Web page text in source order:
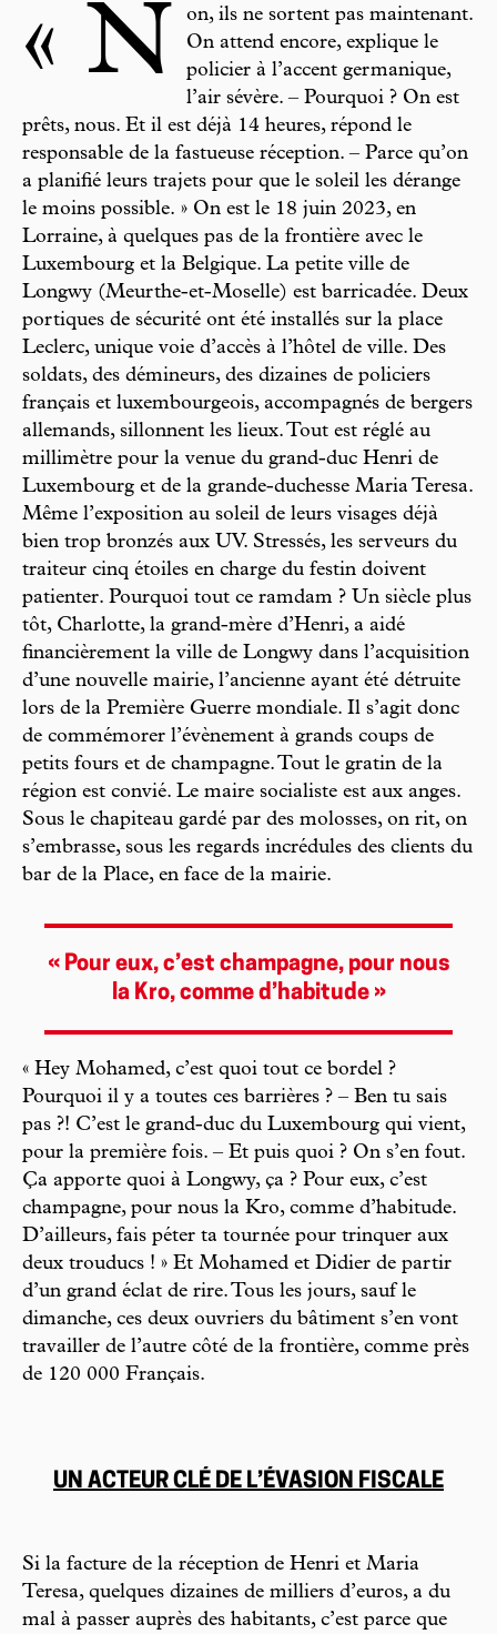
« N
on, ils ne sortent pas maintenant.
On attend encore, explique le
policier à l’accent germanique,
l’air sévère. – Pourquoi ? On est
prêts, nous. Et il est déjà 14 heures, répond le
responsable de la fastueuse réception. – Parce qu’on
a planifié leurs trajets pour que le soleil les dérange
le moins possible. » On est le 18 juin 2023, en
Lorraine, à quelques pas de la frontière avec le
Luxembourg et la Belgique. La petite ville de
Longwy (Meurthe-et-Moselle) est barricadée. Deux
portiques de sécurité ont été installés sur la place
Leclerc, unique voie d’accès à l’hôtel de ville. Des
soldats, des démineurs, des dizaines de policiers
français et luxembourgeois, accompagnés de bergers
allemands, sillonnent les lieux. Tout est réglé au
millimètre pour la venue du grand-duc Henri de
Luxembourg et de la grande-duchesse Maria Teresa.
Même l’exposition au soleil de leurs visages déjà
bien trop bronzés aux UV. Stressés, les serveurs du
traiteur cinq étoiles en charge du festin doivent
patienter. Pourquoi tout ce ramdam ? Un siècle plus
tôt, Charlotte, la grand-mère d’Henri, a aidé
financièrement la ville de Longwy dans l’acquisition
d’une nouvelle mairie, l’ancienne ayant été détruite
lors de la Première Guerre mondiale. Il s’agit donc
de commémorer l’évènement à grands coups de
petits fours et de champagne. Tout le gratin de la
région est convié. Le maire socialiste est aux anges.
Sous le chapiteau gardé par des molosses, on rit, on
s’embrasse, sous les regards incrédules des clients du
bar de la Place, en face de la mairie.
« Pour eux, c’est champagne, pour nous
la Kro, comme d’habitude »
« Hey Mohamed, c’est quoi tout ce bordel ?
Pourquoi il y a toutes ces barrières ? – Ben tu sais
pas ?! C’est le grand-duc du Luxembourg qui vient,
pour la première fois. – Et puis quoi ? On s’en fout.
Ça apporte quoi à Longwy, ça ? Pour eux, c’est
champagne, pour nous la Kro, comme d’habitude.
D’ailleurs, fais péter ta tournée pour trinquer aux
deux trouducs ! » Et Mohamed et Didier de partir
d’un grand éclat de rire. Tous les jours, sauf le
dimanche, ces deux ouvriers du bâtiment s’en vont
travailler de l’autre côté de la frontière, comme près
de 120 000 Français.
UN ACTEUR CLÉ DE L’ÉVASION FISCALE
Si la facture de la réception de Henri et Maria
Teresa, quelques dizaines de milliers d’euros, a du
mal à passer auprès des habitants, c’est parce que